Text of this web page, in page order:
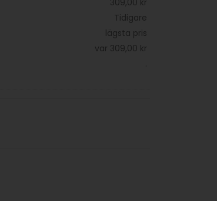
309,00 kr
Tidigare
lägsta pris
var 309,00 kr
.